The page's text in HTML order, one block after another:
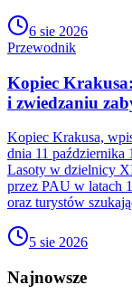
6 sie 2026
Przewodnik
Kopiec
i zwiedzaniu
Kopiec Krakusa,
dnia 11 października
Lasoty w dzielnicy
przez PAU w latach
oraz turystów
5 sie 2026
Najnowsze